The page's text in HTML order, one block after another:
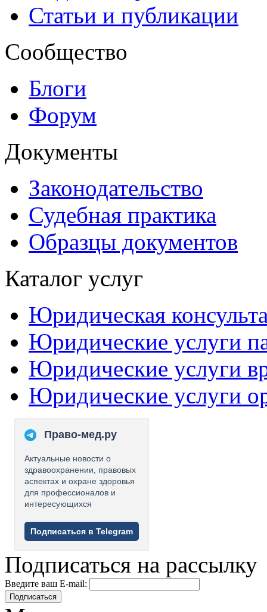
Статьи и публикации
Сообщество
Блоги
Форум
Документы
Законодательство
Судебная практика
Образцы документов
Каталог услуг
Юридическая
Юридические услуги
Юридические услуги
Юридические услуги
Право-мед.ру
Актуальные новости о
здравоохранении, правовых
аспектах и охране здоровья
для профессионалов и
интересующихся
Подписаться в Telegram
Подписаться на рассылку
Введите ваш E-mail:
Подписаться